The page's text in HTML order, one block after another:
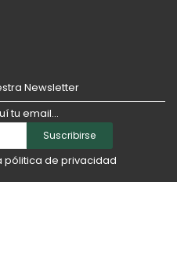
Newsletter
tu email...
Suscribirse
pólitica de privacidad